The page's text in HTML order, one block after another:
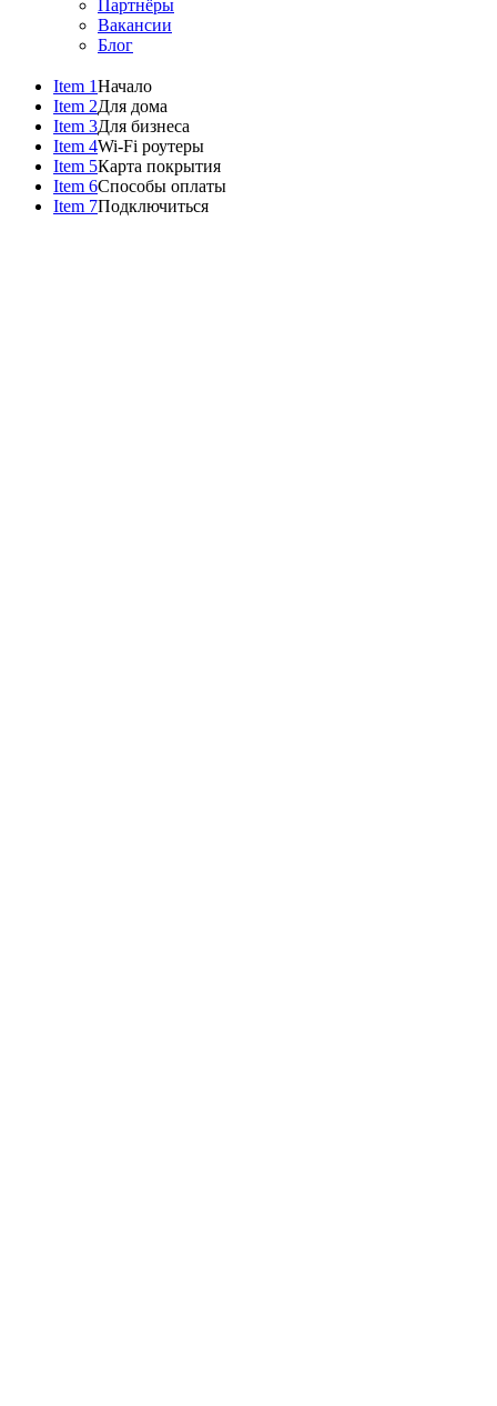
Партнёры
Вакансии
Блог
Item 1Начало
Item 2Для дома
Item 3Для бизнеса
Item 4Wi-Fi роутеры
Item 5Карта покрытия
Item 6Способы оплаты
Item 7Подключиться